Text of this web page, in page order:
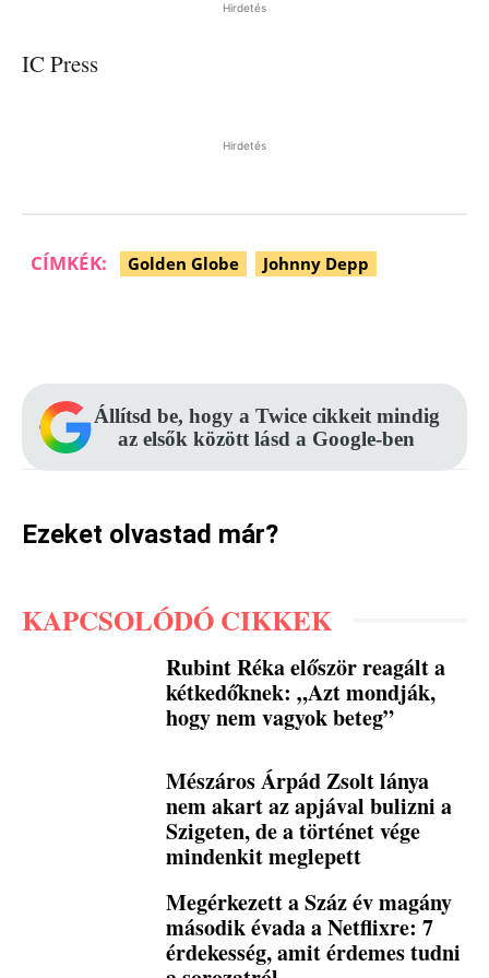
Hirdetés
IC Press
Hirdetés
CÍMKÉK: Golden Globe Johnny Depp
Állítsd be, hogy a Twice cikkeit mindig
az elsők között lásd a Google-ben
Ezeket olvastad már?
KAPCSOLÓDÓ CIKKEK
Rubint Réka először reagált a
kétkedőknek: „Azt mondják,
hogy nem vagyok beteg”
Mészáros Árpád Zsolt lánya
nem akart az apjával bulizni a
Szigeten, de a történet vége
mindenkit meglepett
Megérkezett a Száz év magány
második évada a Netflixre: 7
érdekesség, amit érdemes tudni